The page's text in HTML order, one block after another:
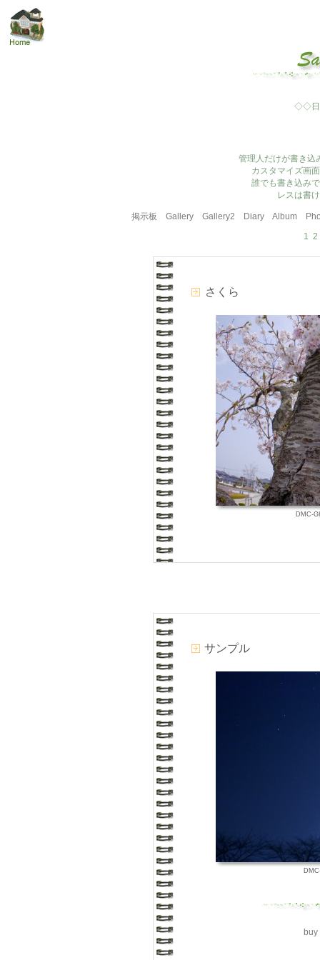
◇◇日
管理人だけが書き込
カスタマイズ画
誰でも書き込み
レスは書
掲示板 Gallery Gallery2 Diary Album
1 2
さくら
DMC-
サンプル